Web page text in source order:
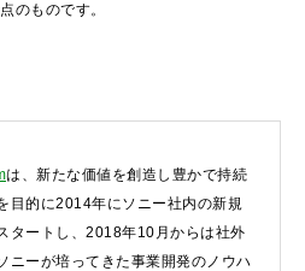
のものです。
は、新たな価値を創造し豊かで持続
目的に2014年にソニー社内の新規
タートし、2018年10月からは社外
ニーが培ってきた事業開発のノウハ